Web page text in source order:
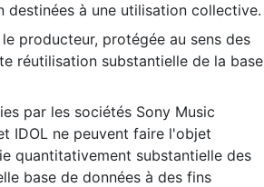
à une utilisation collective.
producteur, protégée au sens des
réutilisation substantielle de la base
par les sociétés Sony Music
IDOL ne peuvent faire l'objet
quantitativement substantielle des
base de données à des fins